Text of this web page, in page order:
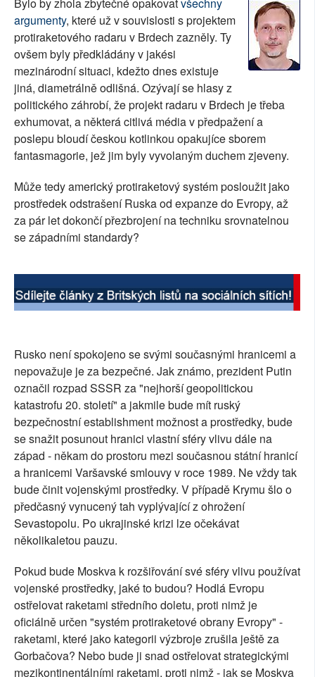
SOCIÁLNÍ SÍTĚ
RUBRIKY
PLNÁ VERZE STRÁNEK
argumenty, které už v souvislosti s projektem
protiraketového radaru v Brdech zazněly. Ty
ovšem byly předkládány v jakési
mezinárodní situaci, kdežto dnes existuje
jiná, diametrálně odlišná. Ozývají se hlasy z
politického záhrobí, že projekt radaru v Brdech je třeba
exhumovat, a některá citlivá média v předpažení a
poslepu bloudí českou kotlinkou opakujíce sborem
fantasmagorie, jež jim byly vyvolaným duchem zjeveny.
Může tedy americký protiraketový systém posloužit jako
prostředek odstrašení Ruska od expanze do Evropy, až
za pár let dokončí přezbrojení na techniku srovnatelnou
se západními standardy?
Rusko není spokojeno se svými současnými hranicemi a
nepovažuje je za bezpečné. Jak známo, prezident Putin
označil rozpad SSSR za "nejhorší geopolitickou
katastrofu 20. století" a jakmile bude mít ruský
bezpečnostní establishment možnost a prostředky, bude
se snažit posunout hranici vlastní sféry vlivu dále na
západ - někam do prostoru mezi současnou státní hranicí
a hranicemi Varšavské smlouvy v roce 1989. Ne vždy tak
bude činit vojenskými prostředky. V případě Krymu šlo o
předčasný vynucený tah vyplývající z ohrožení
Sevastopolu. Po ukrajinské krizi lze očekávat
několikaletou pauzu.
Pokud bude Moskva k rozšiřování své sféry vlivu používat
vojenské prostředky, jaké to budou? Hodlá Evropu
ostřelovat raketami středního doletu, proti nimž je
oficiálně určen "systém protiraketové obrany Evropy" -
raketami, které jako kategorii výzbroje zrušila ještě za
Gorbačova? Nebo bude ji snad ostřelovat strategickými
mezikontinentálními raketami, proti nimž - jak se Moskva